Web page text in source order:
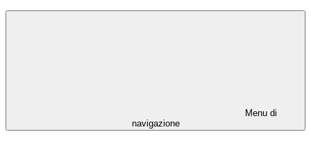
Menu di
navigazione